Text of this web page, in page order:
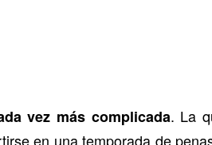
vez más complicada. La
en una temporada de